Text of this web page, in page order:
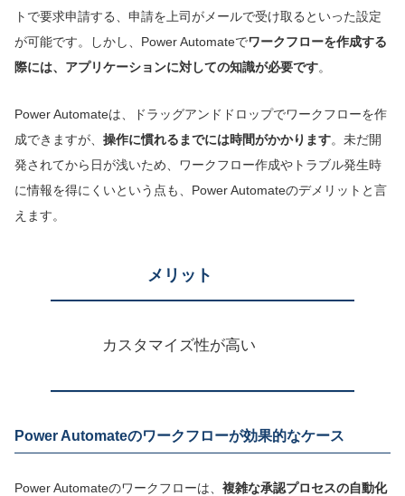
トで要求申請する、申請を上司がメールで受け取るといった設定
が可能です。しかし、Power Automateでワークフローを作成する
際には、アプリケーションに対しての知識が必要です。
Power Automateは、ドラッグアンドドロップでワークフローを作
成できますが、 操作に慣れるまでには時間がかかります。未だ開
発されてから日が浅いため、ワークフロー作成やトラブル発生時
に情報を得にくいという点も、Power Automateのデメリットと言
えます。
メリット
カスタマイズ性が高い
Power Automateのワークフローが効果的なケース
Power Automateのワークフローは、 複雑な承認プロセスの自動化